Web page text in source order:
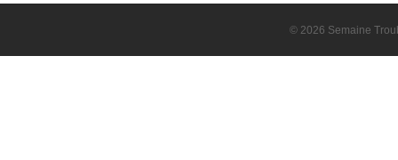
© 2026 Semaine